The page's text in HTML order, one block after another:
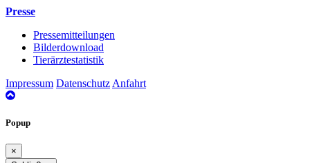
Presse
Pressemitteilungen
Bilderdownload
Tierärztestatistik
Impressum Datenschutz Anfahrt
nach
Popup
×